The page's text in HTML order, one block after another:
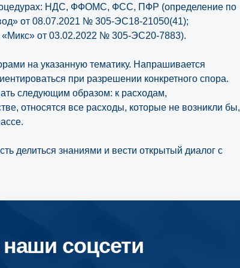
НДС, ФФОМС, ФСС, ПФР (определение по
от 08.07.2021 № 305-ЭС18-21050(41);
от 03.02.2022 № 305-ЭС20-7883).
на указанную тематику. Напрашивается
при разрешении конкретного спора.
следующим образом: к расходам,
относятся все расходы, которые не возникли бы,
делиться знаниями и вести открытый диалог с
соцсети